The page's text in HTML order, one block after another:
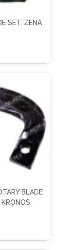
SET, ZENA
BLADE